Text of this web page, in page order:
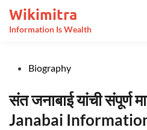
content
Wikimitra
Information Is Wealth
PostedBiography
संत जनाबाई यांची संपूर्ण
Janabai